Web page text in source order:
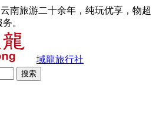
南旅游二十余年，纯玩优享，物超
。
域龍旅行社
搜索